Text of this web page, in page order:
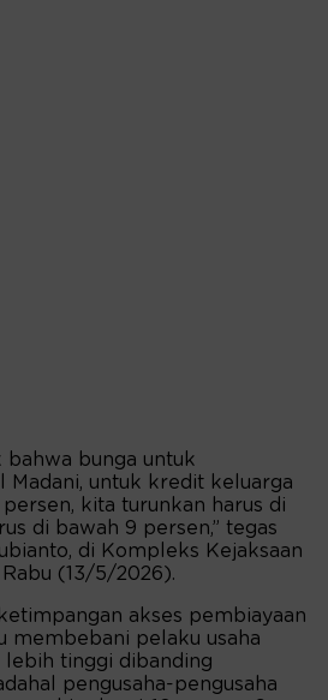
bahwa bunga untuk
Madani, untuk kredit keluarga
kita turunkan harus di
di bawah 9 persen,” tegas
di Kompleks Kejaksaan
(13/5/2026).
akses pembiayaan
membebani pelaku usaha
lebih tinggi dibanding
pengusaha-pengusaha